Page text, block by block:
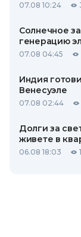
07.08 10:24
Солнечное
генерацию
07.08 04:45
Индия
Венесуэле
07.08 02:44
Долги за
живете в
06.08 18:03